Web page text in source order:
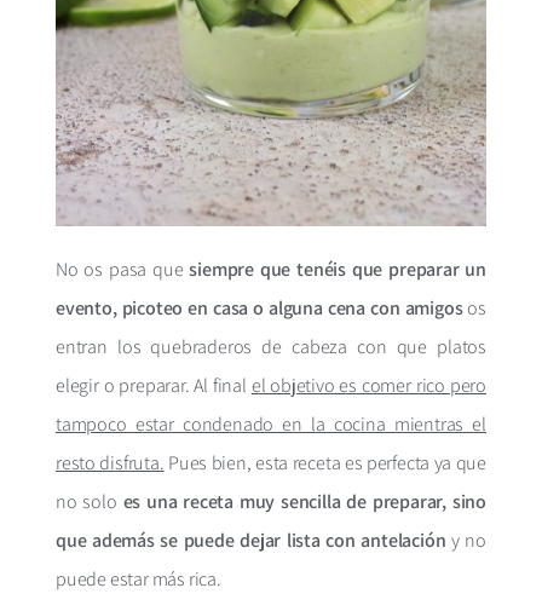
No os pasa quesiempre que tenéis que preparar un
evento, picoteo en casa o alguna cena con amigosos
entran los quebraderos de cabeza con que platos
elegir o preparar. Al final el objetivo es comer rico pero
tampoco estar condenado en la cocina mientras el
resto disfruta. Pues bien, esta receta es perfecta ya que
no solo es una receta muy sencilla de preparar, sino
que además se puede dejar lista con antelación y no
puede estar más rica.